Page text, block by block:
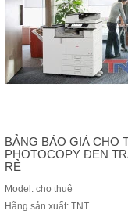
BẢNG BÁO GIÁ CHO
PHOTOCOPY ĐEN
RẺ
Model: cho thuê
Hãng sản xuất: TNT